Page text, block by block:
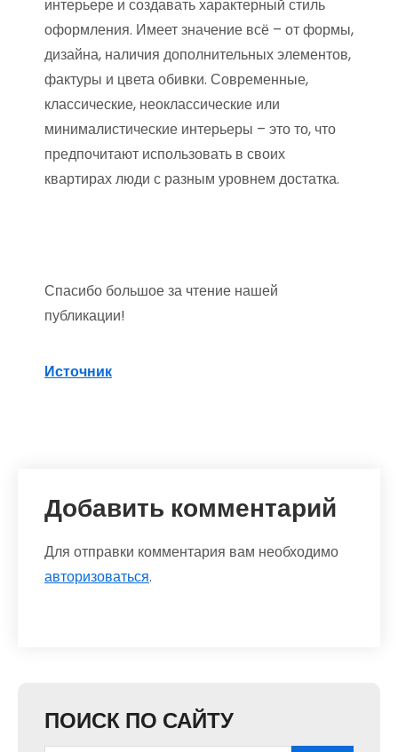
интерьере и создавать характерный стиль
оформления. Имеет значение всё – от формы,
дизайна, наличия дополнительных элементов,
фактуры и цвета обивки. Современные,
классические, неоклассические или
минималистические интерьеры – это то, что
предпочитают использовать в своих
квартирах люди с разным уровнем достатка.
Спасибо большое за чтение нашей
публикации!
Источник
Добавить комментарий
Для отправки комментария вам необходимо
авторизоваться.
ПОИСК ПО САЙТУ